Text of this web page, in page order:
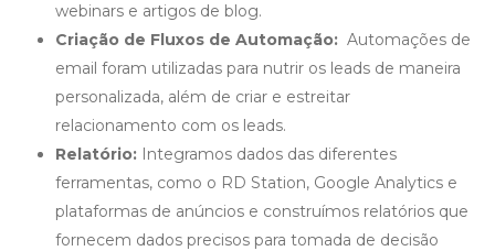
webinars e artigos de blog.
Criação de Fluxos de Automação: Automações de
email foram utilizadas para nutrir os leads de maneira
personalizada, além de criar e estreitar
relacionamento com os leads.
Relatório: Integramos dados das diferentes
ferramentas, como o RD Station, Google Analytics e
plataformas de anúncios e construímos relatórios que
fornecem dados precisos para tomada de decisão